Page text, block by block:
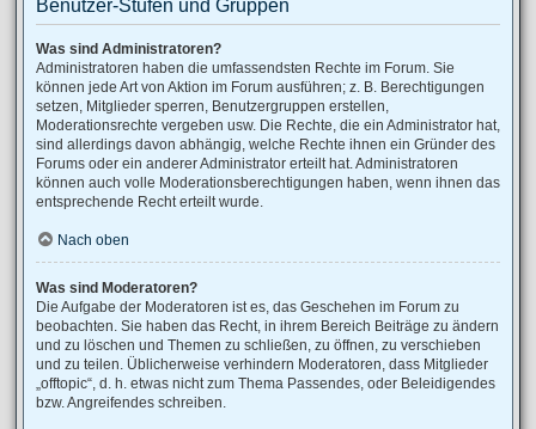
Benutzer-Stufen und Gruppen
Was sind Administratoren?
Administratoren haben die umfassendsten Rechte im Forum. Sie
können jede Art von Aktion im Forum ausführen; z. B. Berechtigungen
setzen, Mitglieder sperren, Benutzergruppen erstellen,
Moderationsrechte vergeben usw. Die Rechte, die ein Administrator hat,
sind allerdings davon abhängig, welche Rechte ihnen ein Gründer des
Forums oder ein anderer Administrator erteilt hat. Administratoren
können auch volle Moderationsberechtigungen haben, wenn ihnen das
entsprechende Recht erteilt wurde.
Nach oben
Was sind Moderatoren?
Die Aufgabe der Moderatoren ist es, das Geschehen im Forum zu
beobachten. Sie haben das Recht, in ihrem Bereich Beiträge zu ändern
und zu löschen und Themen zu schließen, zu öffnen, zu verschieben
und zu teilen. Üblicherweise verhindern Moderatoren, dass Mitglieder
„offtopic“, d. h. etwas nicht zum Thema Passendes, oder Beleidigendes
bzw. Angreifendes schreiben.